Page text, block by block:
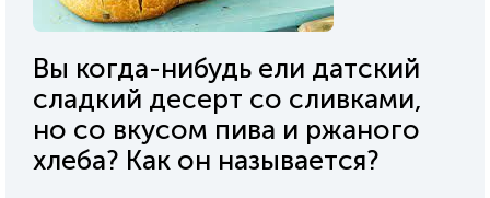
Вы когда-нибудь ели датский
сладкий десерт со сливками,
но со вкусом пива и ржаного
хлеба? Как он называется?